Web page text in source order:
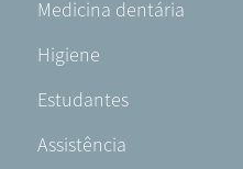
PT-
Medicina dentária
Higiene
Estudantes
Assistência